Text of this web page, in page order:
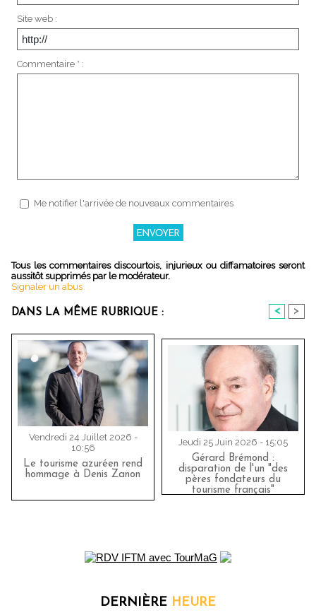
Site web :
Commentaire * :
Me notifier l'arrivée de nouveaux commentaires
Tous les commentaires discourtois, injurieux ou diffamatoires seront
aussitôt supprimés par le modérateur.
Signaler un abus
DANS LA MÊME RUBRIQUE : < >
Vendredi 24 Juillet 2026 -
10:56
Le tourisme azuréen rend
hommage à Denis Zanon
Jeudi 25 Juin 2026 - 15:05
Gérard Brémond :
disparation de l'un "des
pères fondateurs du
tourisme français"
DERNIÈRE HEURE